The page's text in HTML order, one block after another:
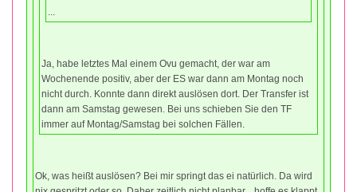
Ja, habe letztes Mal einem Ovu gemacht, der war am
Wochenende positiv, aber der ES war dann am Montag noch
nicht durch. Konnte dann direkt auslösen dort. Der Transfer ist
dann am Samstag gewesen. Bei uns schieben Sie den TF
immer auf Montag/Samstag bei solchen Fällen.
Ok, was heißt auslösen? Bei mir springt das ei natürlich. Da wird